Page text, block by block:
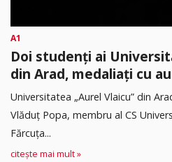
A1
Doi studenți ai
din Arad, medaliați cu
Universitatea „Aurel Vlaicu” din
Vlăduț Popa, membru al CS
Fărcuța...
citește mai mult »